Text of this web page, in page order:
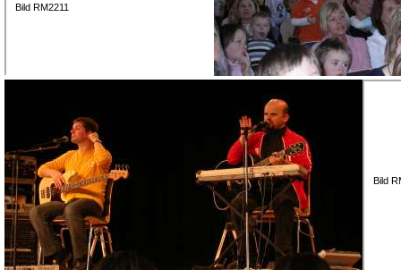
Bild RM2211
Bild